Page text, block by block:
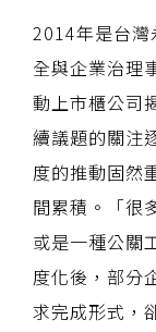
2014年是台灣
全與企業治理
動上市櫃公司
續議題的關注
度的推動固然
間累積。「很
或是一種公關
度化後，部分
求完成形式，